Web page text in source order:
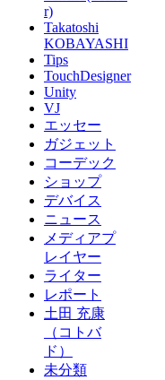
r)
Takatoshi
KOBAYASHI
Tips
TouchDesigner
Unity
VJ
エッセー
ガジェット
コーデック
ショップ
デバイス
ニュース
メディアプ
レイヤー
ライター
レポート
土田 充康
（コトバ
ド）
未分類